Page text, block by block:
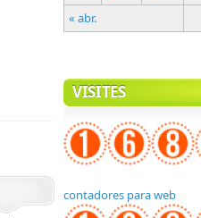
« abr.
VISITES
contadores para web